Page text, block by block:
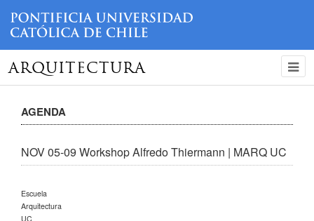
ARQUITECTURA
AGENDA
NOV 05-09 Workshop Alfredo Thiermann | MARQ UC
Escuela
Arquitectura
UC